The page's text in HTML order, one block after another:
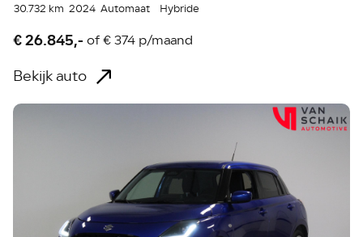
30.732 km 2024 Automaat Hybride
€ 26.845,- of€ 374 p/maand
Bekijk auto